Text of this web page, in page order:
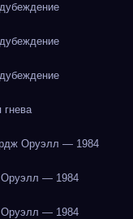
Оруэлл — 1984
— 1984
— 1984